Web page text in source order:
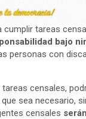
tareas
bajo
personas con
censales,
sea necesario,
censales